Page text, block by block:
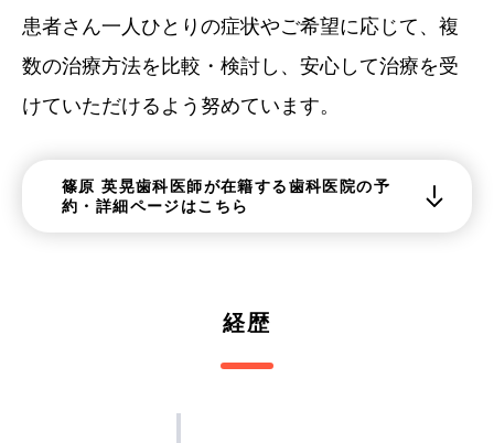
患者さん一人ひとりの症状やご希望に応じて、複
数の治療方法を比較・検討し、安心して治療を受
けていただけるよう努めています。
篠原 英晃歯科医師が在籍する歯科医院の予
約・詳細ページはこちら
経歴